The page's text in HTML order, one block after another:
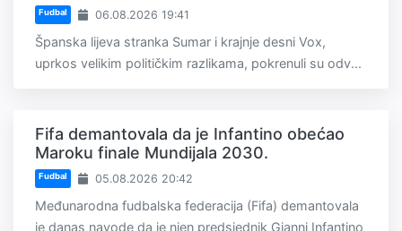
Fudbal 06.08.2026 19:41
Španska lijeva stranka Sumar i krajnje desni Vox,
uprkos velikim političkim razlikama, pokrenuli su odv...
Fifa demantovala da je Infantino obećao
Maroku finale Mundijala 2030.
Fudbal 05.08.2026 20:42
Međunarodna fudbalska federacija (Fifa) demantovala
je danas navode da je njen predsjednik Gianni Infantino